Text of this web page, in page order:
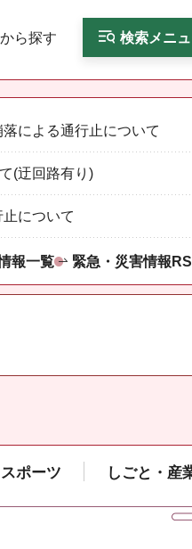
ら探す 検索メニ
による通行止について
(迂回路有り)
について
報一覧 緊急・災害情報
ポーツ しごと・産